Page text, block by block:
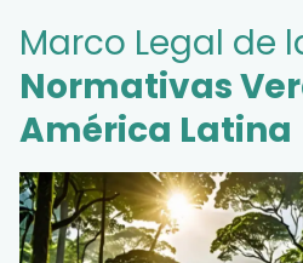
Marco Legal de
Normativas
América Latina